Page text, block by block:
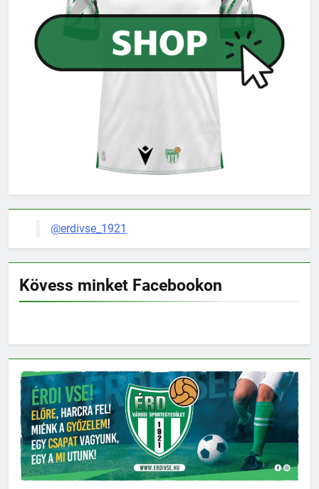
@erdivse_1921
Kövess minket Facebookon